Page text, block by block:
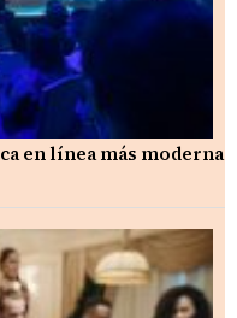
en línea más moderna